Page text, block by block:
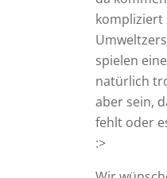
kompliziert
spielen
natürlich
aber sein,
fehlt oder
:>